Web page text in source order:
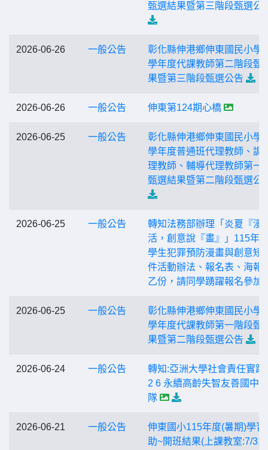
甄選結果暨第三階段甄選公
2026-06-26 一般公告
彰化縣伸港鄉伸東國民小學
學年度代課教師第二階段甄
果暨第三階段甄選公告
2026-06-26 一般公告 伸東第124期心橋
2026-06-25 一般公告
彰化縣伸港鄉伸東國民小學
學年度普通班代理教師、調
理教師、輔導代理教師第一
甄選結果暨第二階段甄選公
2026-06-25 一般公告
轉知法務部辦理「炎夏『漫
活，創意說『畫』」115年
學生犯罪預防漫畫與創意短
件活動辦法、報名表、海報
乙份，請同學踴躍報名參加
2026-06-25 一般公告
彰化縣伸港鄉伸東國民小學
學年度代課教師第一階段甄
果暨第二階段甄選公告
2026-06-24 一般公告
轉知:亞洲大學社會責任實踐
2 6 永續高齡失智友善國中
隊
2026-06-21 一般公告
伸東國小115年度(暑期)學習
助~開班結果(上課教室:7/31